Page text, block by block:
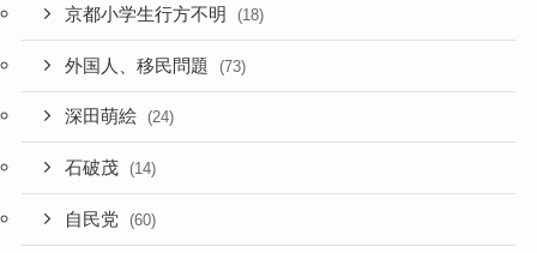
京都小学生行方不明 (18)
外国人、移民問題 (73)
深田萌絵 (24)
石破茂 (14)
自民党 (60)